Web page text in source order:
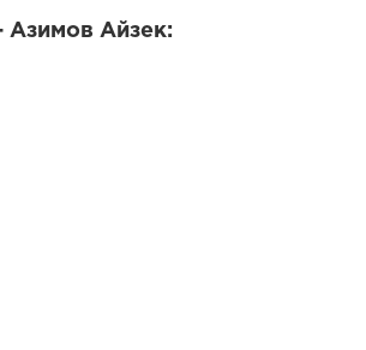
Азимов Айзек: